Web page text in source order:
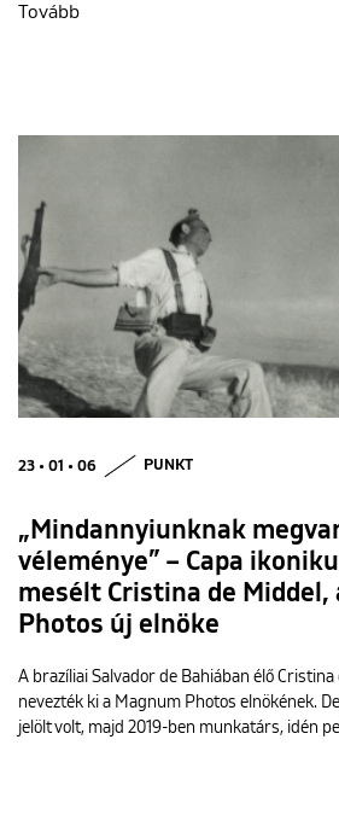
Tovább
23 • 01 • 06 PUNKT
„Mindannyiunknak
véleménye” – Capa
mesélt Cristina de Middel,
Photos új elnöke
A brazíliai Salvador de Bahiában élő
nevezték ki a Magnum Photos elnökének.
jelölt volt, majd 2019-ben munkatárs, idén